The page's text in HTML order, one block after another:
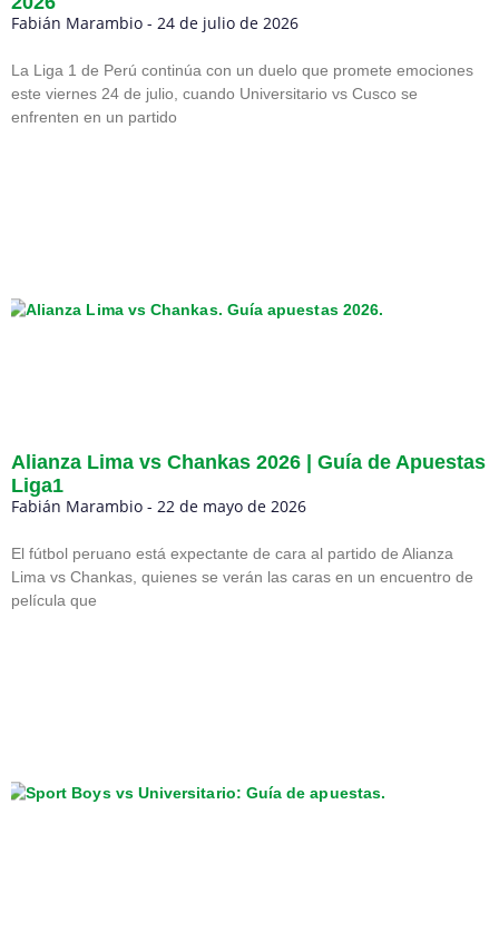
Fabián Marambio 24 de julio de 2026
La Liga 1 de Perú continúa con un duelo que promete emociones
este viernes 24 de julio, cuando Universitario vs Cusco se
enfrenten en un partido
Alianza Lima vs Chankas 2026 | Guía de Apuestas
Liga1
Fabián Marambio 22 de mayo de 2026
El fútbol peruano está expectante de cara al partido de Alianza
Lima vs Chankas, quienes se verán las caras en un encuentro de
película que